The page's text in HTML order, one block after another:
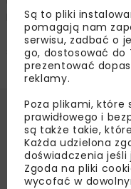
EOG i funduszy
finansowania
środowiskowego,
Źródło:Wodociągi
MPWIK KRAKÓW
OCZYSZCZALNIA
Są to pliki
pomagają nam
serwisu, zadbać o
go, dostosować do
prezentować
reklamy.
Poza plikami, które
prawidłowego i
są także takie,
Każda udzielona
doświadczenia
Zgoda na pliki
wycofać w